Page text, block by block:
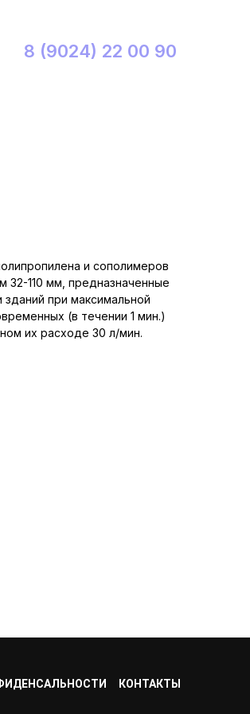
8 (9024) 22 00 90
и сополимеров
110 мм, предназначенные
при максимальной
(в течении 1 мин.)
их расходе 30 л/мин.
КОНТАКТЫ